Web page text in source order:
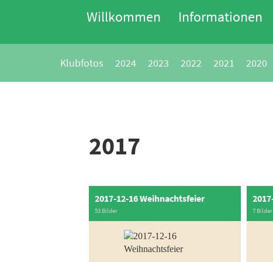
Willkommen Informationen
Klubfotos 2024 2023 2022 2021 2020
2017
2017-12-16 Weihnachtsfeier
53 Bilder 7 Bilder